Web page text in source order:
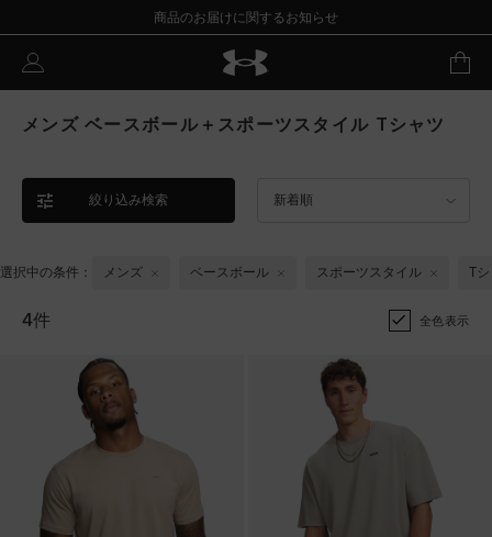
商品のお届けに関するお知らせ
メンズ ベースボール＋スポーツスタイル Tシャツ
絞り込み検索 新着順
選択中の条件： メンズ ベースボール スポーツスタイル T
4件 全色表示